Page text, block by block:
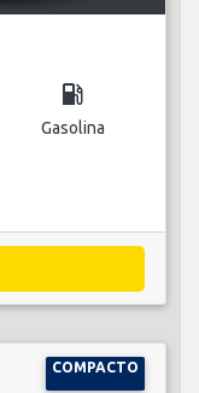
local_gas_station
Gasolina
COMPACTO